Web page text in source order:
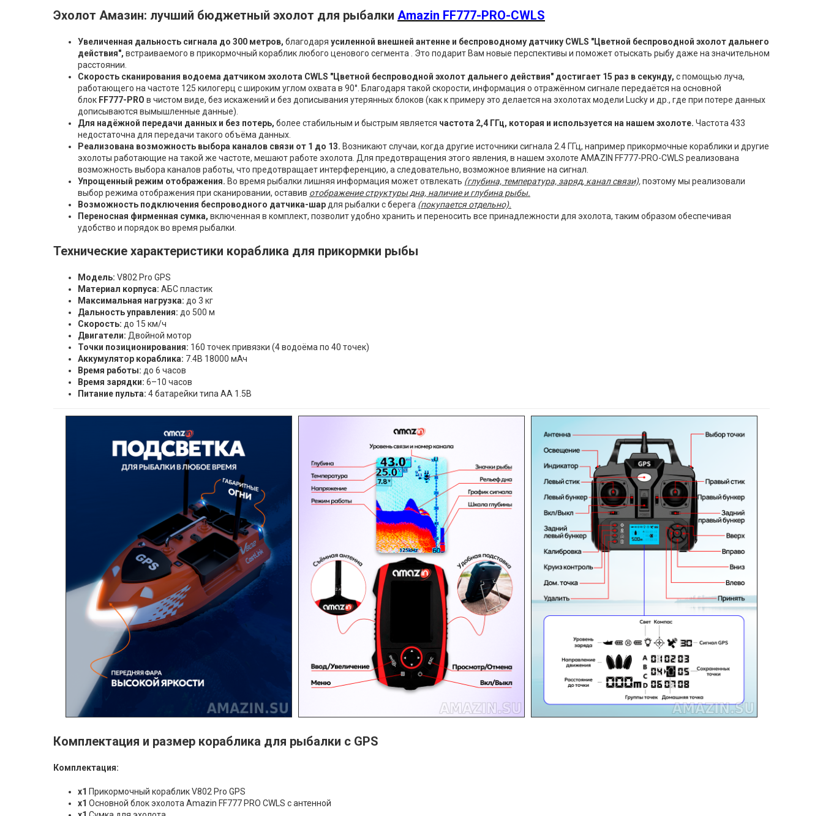
Эхолот Амазин: лучший бюджетный эхолот для рыбалки Amazin FF777-PRO-CWLS
Увеличенная дальность сигнала до 300 метров, благодаря усиленной внешней антенне и беспроводному датчику CWLS "Цветной беспроводной эхолот дальнего
действия", встраиваемого в прикормочный кораблик любого ценового сегмента . Это подарит Вам новые перспективы и поможет отыскать рыбу даже на значительном
расстоянии.
Скорость сканирования водоема датчиком эхолота CWLS "Цветной беспроводной эхолот дальнего действия" достигает 15 раз в секунду, с помощью луча,
работающего на частоте 125 килогерц с широким углом охвата в 90°. Благодаря такой скорости, информация о отражённом сигнале передаётся на основной
блок FF777-PRO в чистом виде, без искажений и без дописывания утерянных блоков (как к примеру это делается на эхолотах модели Lucky и др., где при потере данных
дописываются вымышленные данные).
Для надёжной передачи данных и без потерь, более стабильным и быстрым является частота 2,4 ГГц, которая и используется на нашем эхолоте. Частота 433
недостаточна для передачи такого объёма данных.
Реализована возможность выбора каналов связи от 1 до 13. Возникают случаи, когда другие источники сигнала 2.4 ГГц, например прикормочные кораблики и другие
эхолоты работающие на такой же частоте, мешают работе эхолота. Для предотвращения этого явления, в нашем эхолоте AMAZIN FF777-PRO-СWLS реализована
возможность выбора каналов работы, что предотвращает интерференцию, а следовательно, возможное влияние на сигнал.
Упрощенный режим отображения. Во время рыбалки лишняя информация может отвлекать (глубина, температура, заряд, канал связи),поэтому мы реализовали
выбор режима отображения при сканировании, оставив отображение структуры дна, наличие и глубина рыбы.
Возможность подключения беспроводного датчика-шар для рыбалки с берега (покупается отдельно).
Переносная фирменная сумка, включенная в комплект, позволит удобно хранить и переносить все принадлежности для эхолота, таким образом обеспечивая
удобство и порядок во время рыбалки.
Технические характеристики кораблика для прикормки рыбы
Модель: V802 Pro GPS
Материал корпуса: АБС пластик
Максимальная нагрузка: до 3 кг
Дальность управления: до 500 м
Скорость: до 15 км/ч
Двигатели: Двойной мотор
Точки позиционирования: 160 точек привязки (4 водоёма по 40 точек)
Аккумулятор кораблика: 7.4В 18000 мАч
Время работы: до 6 часов
Время зарядки: 6–10 часов
Питание пульта: 4 батарейки типа AA 1.5В
Комплектация и размер кораблика для рыбалки с GPS
Комплектация:
х1 Прикормочный кораблик V802 Pro GPS
х1 Основной блок эхолота Amazin FF777 PRO CWLS с антенной